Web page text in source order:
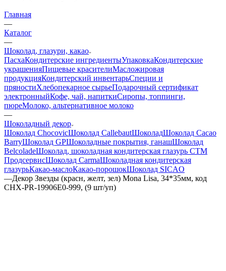
Главная
—
Каталог
—
Шоколад, глазури, какао
ПасхаКондитерские ингредиентыУпаковкаКондитерские
украшенияПищевые красителиМасложировая
продукцияКондитерский инвентарьСпеции и
пряностиХлебопекарное сырьеПодарочный сертификат
электронныйКофе, чай, напиткиСиропы, топпинги,
пюреМолоко, альтернативное молоко
—
Шоколадный декор
Шоколад ChocovicШоколад CallebautШоколадШоколад Cacao
BarryШоколад GPШоколадные покрытия, ганашШоколад
BelcoladeШоколад, шоколадная кондитерская глазурь СТМ
ПродсервисШоколад CarmaШоколадная кондитерская
глазурьКакао-маслоКакао-порошокШоколад SICAO
—Декор Звезды (красн, желт, зел) Mona Lisa, 34*35мм, код
CHX-PR-19906E0-999, (9 шт/уп)